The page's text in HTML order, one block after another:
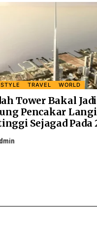
TRAVEL WORLD
Tower Bakal Jadi
Pencakar
Sejagad Pada